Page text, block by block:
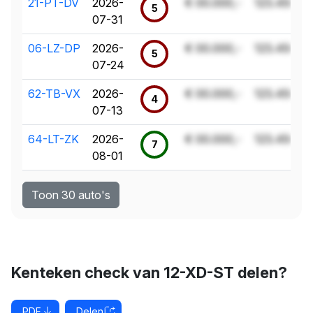
07-31
5
06-LZ-DP
2026-
07-24
5 € 00.000,- 123.456 km
62-TB-VX
2026-
07-13
4 € 00.000,- 123.456 km
64-LT-ZK
2026-
08-01
7 € 00.000,- 123.456 km
Toon 30 auto's
Kenteken check van 12-XD-ST delen?